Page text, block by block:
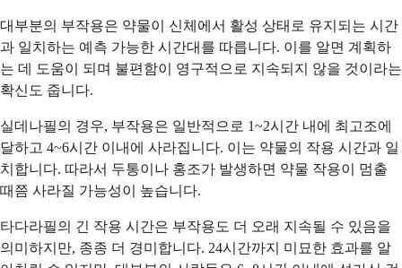
대부분의 부작용은 약물이 신체에서 활성 상태로 유지되는 시간
과 일치하는 예측 가능한 시간대를 따릅니다. 이를 알면 계획하
는 데 도움이 되며 불편함이 영구적으로 지속되지 않을 것이라는
확신도 줍니다.
실데나필의 경우, 부작용은 일반적으로 1~2시간 내에 최고조에
달하고 4~6시간 이내에 사라집니다. 이는 약물의 작용 시간과 일
치합니다. 따라서 두통이나 홍조가 발생하면 약물 작용이 멈출
때쯤 사라질 가능성이 높습니다.
타다라필의 긴 작용 시간은 부작용도 더 오래 지속될 수 있음을
의미하지만, 종종 더 경미합니다. 24시간까지 미묘한 효과를 알